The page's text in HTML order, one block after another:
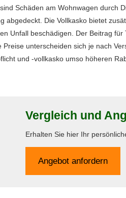
Schäden am Wohnwagen durch
abgedeckt. Die Vollkasko bietet
Unfall beschädigen. Der Beitrag
Preise unterscheiden sich je nach
und -vollkasko umso höheren
Vergleich und
Erhalten Sie hier Ihr
An­ge­bot an­for­dern